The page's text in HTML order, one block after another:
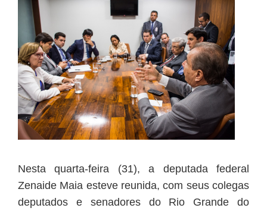
Nesta quarta-feira (31), a deputada federal
Zenaide Maia esteve reunida, com seus colegas
deputados e senadores do Rio Grande do